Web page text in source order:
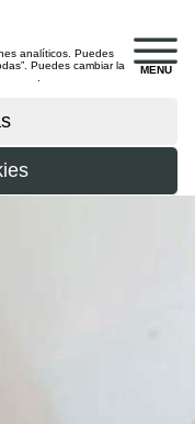
MENU
analíticos. Puedes
Puedes cambiar la